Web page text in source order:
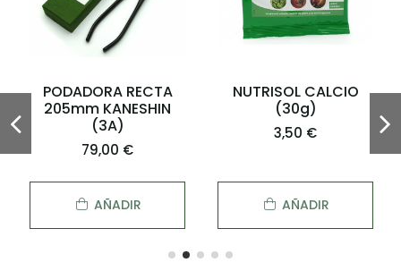
PODADORA RECTA
205mm KANESHIN
(3A)
79,00 €
AÑADIR
NUTRISOL CALCIO
(30g)
3,50 €
AÑADIR